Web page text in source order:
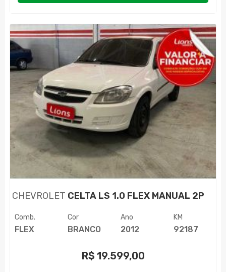
CHEVROLET CELTA LS 1.0 FLEX MANUAL 2P
Comb.
FLEX
Cor
BRANCO
Ano
2012
KM
92187
R$ 19.599,00